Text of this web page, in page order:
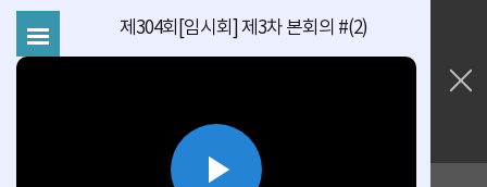
제304회[임시회] 제3차 본회의 #(2)